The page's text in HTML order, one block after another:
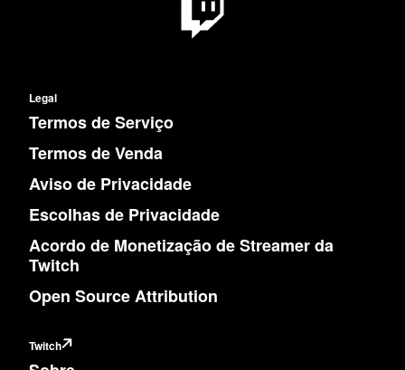
Legal
Termos de Serviço
Termos de Venda
Aviso de Privacidade
Escolhas de Privacidade
Acordo de Monetização de Streamer da
Twitch
Open Source Attribution
Twitch